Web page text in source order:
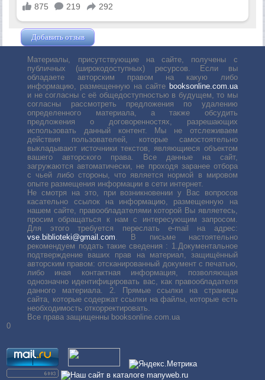
Добавить отзыв
Материалы, присутствующие на сайте, получены с
публичных (широкодоступных) ресурсов. Если вы
обладаете авторским правом на какую либо
информацию, размещенную на сайте booksonline.com.ua
и не согласны с её общедоступностью в будущем, то мы
согласны рассмотреть предложения по удалению
определенного материала, а также обсудить
предложения о договоренностях, разрешающих
использовать данный контент. Мы не отслеживаем
действия пользователей, которые самостоятельно
выкладывают источники текстов, являющиеся объектом
вашего авторского права. Все данные на сайт,
загружаются автоматически, не проходя заранее отбора
с чьей либо стороны, что является нормой в мировом
опыте размещения информации в сети интернет.
Не смотря на это, при возникновении у Вас вопросов
касательно ссылок на информацию, размещенную на
нашем сайте, правообладателями которой Вы являетесь,
просим обращаться к нам с интересующим запросом.
Для этого требуется переслать е-mail на адрес:
vse.biblioteki@gmail.com. В письме настоятельно
рекомендуем подать такие сведения : 1.Документальное
подтверждение ваших прав на материал, защищённый
авторским правом: отсканированный документ с печатью,
либо иная контактная информация, позволяющая
однозначно идентифицировать вас, как правообладателя
данного материала. 2. Прямые ссылки на страницы
сайта, которые содержат ссылки на файлы, которые есть
необходимость откорректировать.
Все права защищенны booksonline.com.ua
0